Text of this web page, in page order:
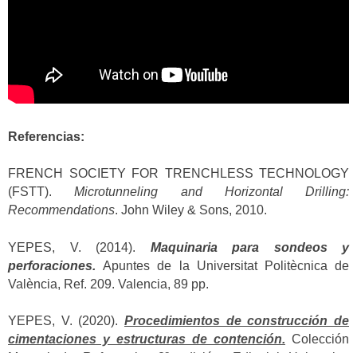
Referencias:
FRENCH SOCIETY FOR TRENCHLESS TECHNOLOGY
(FSTT).Microtunneling and Horizontal Drilling:
Recommendations. John Wiley & Sons, 2010.
YEPES, V. (2014). Maquinaria para sondeos y
perforaciones. Apuntes de la Universitat Politècnica de
València, Ref. 209. Valencia, 89 pp.
YEPES, V. (2020). Procedimientos de construcción de
cimentaciones y estructuras de contención. Colección